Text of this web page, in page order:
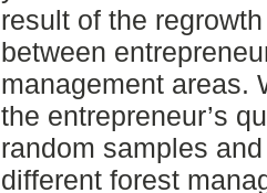
result of the
between
management areas.
the entrepreneur’s
random samples
different forest